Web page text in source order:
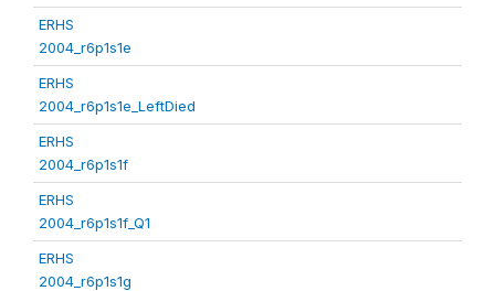
ERHS
2004_r6p1s1e
ERHS
2004_r6p1s1e_LeftDied
ERHS
2004_r6p1s1f
ERHS
2004_r6p1s1f_Q1
ERHS
2004_r6p1s1g